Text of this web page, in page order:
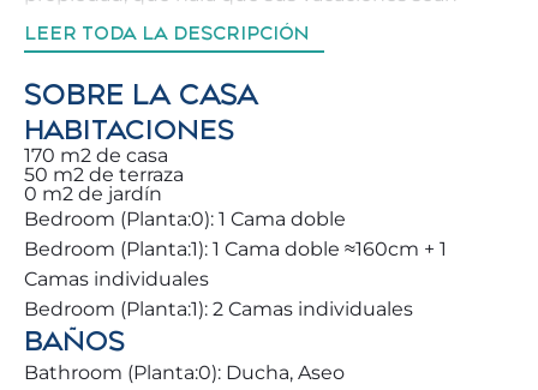
inolvidables para usted y su familia ✨!
Nos esforzamos por ayudar a nuestros huéspedes
a conocer Benalmádena de la mejor manera
posible, brindándoles asesoramiento sobre las
mejores actividades, restaurantes y zonas de ocio
🧭 alrededor de nuestra propiedad.
Usted y su familia se encontrarán en una preciosa
casa con infinidad de detalles que les enamorará.
Consta de unas zonas exteriores maravillosas,
hamacas, barbacoa y piscina comunitaria para
disfrutar al máximo de sus vacaciones.
LEER TODA LA DESCRIPCIÓN
SOBRE LA CASA
HABITACIONES
170 m2 de casa
50 m2 de terraza
0 m2 de jardín
Bedroom (Planta:0): 1 Cama doble
Bedroom (Planta:1): 1 Cama doble ≈160cm + 1
Camas individuales
Bedroom (Planta:1): 2 Camas individuales
BAÑOS
Bathroom (Planta:0): Ducha, Aseo